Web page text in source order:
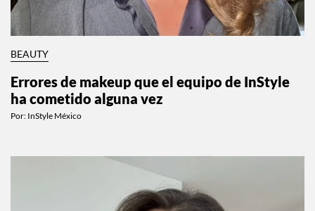
BEAUTY
Errores de makeup que el equipo de InStyle
ha cometido alguna vez
Por: InStyle México